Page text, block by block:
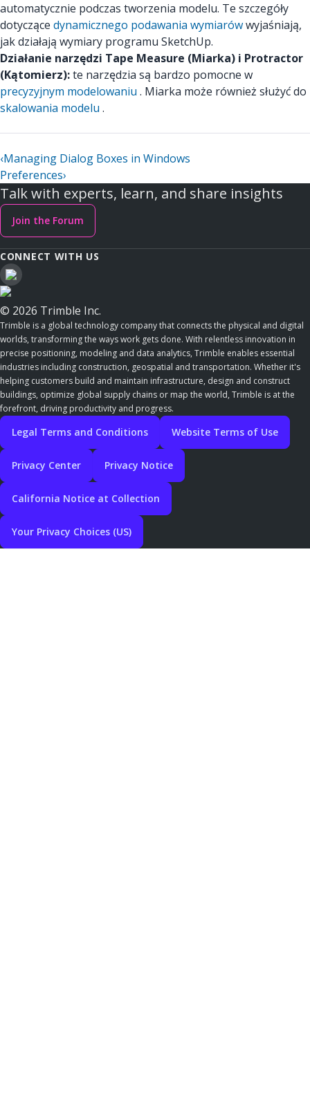
automatycznie podczas tworzenia modelu. Te szczegóły
dotyczące dynamicznego podawania wymiarówwyjaśniają,
jak działają wymiary programu SketchUp.
Działanie narzędzi Tape Measure (Miarka) i Protractor
(Kątomierz):te narzędzia są bardzo pomocne w
precyzyjnym modelowaniu . Miarka może również służyć do
skalowania modelu .
‹Managing Dialog Boxes in Windows
Preferences›
Talk with experts, learn, and share insights
Join the Forum
CONNECT WITH US
© 2026 Trimble Inc.
Trimble is a global technology company that connects the physical and digital
worlds, transforming the ways work gets done. With relentless innovation in
precise positioning, modeling and data analytics, Trimble enables essential
industries including construction, geospatial and transportation. Whether it's
helping customers build and maintain infrastructure, design and construct
buildings, optimize global supply chains or map the world, Trimble is at the
forefront, driving productivity and progress.
Legal Terms and Conditions Website Terms of Use
Privacy Center Privacy Notice
California Notice at Collection
Your Privacy Choices (US)